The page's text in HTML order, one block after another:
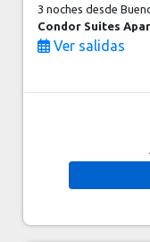
3 nochesdesde
Condor Suites
Ver salidas